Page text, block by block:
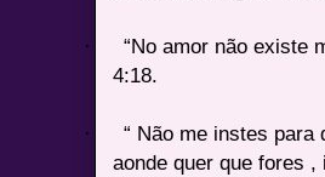
·
“No amor não existe
4:18.
·
“ Não me instes
aonde quer que fores